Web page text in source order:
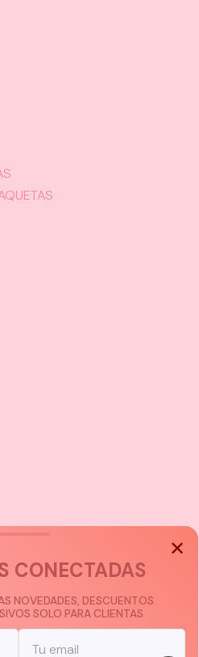
CONECTADAS
NOVEDADES, DESCUENTOS
SOLO PARA CLIENTAS